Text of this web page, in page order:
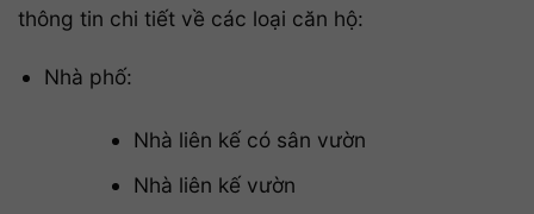
thông tin chi tiết về các loại căn hộ:
Nhà phố:
Nhà liên kế có sân vườn
Nhà liên kế vườn